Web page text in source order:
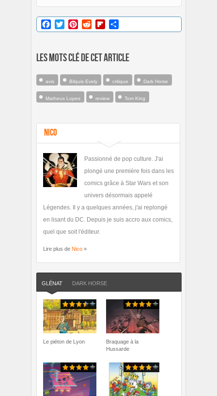
Facebook
TwitterPinterestRedditFlipboard
Les mots clé de cet article
avis Bilquis Evely critique Dark Horse
Matheus Lopes review Tom King
Nico
Passionné de pop culture. J'ai
plongé une première fois dans les
comics grâce à Star Wars et son
univers désormais appelé
Légendes. Il y a quelques années, j'ai replongé
en lisant du DC. Depuis je suis accro aux comics,
quel que soit l'éditeur.
Lire plus de Nico »
GLÉNAT DARK HORSE
Le piéton de Lyon
Braquage à la
Hussarde